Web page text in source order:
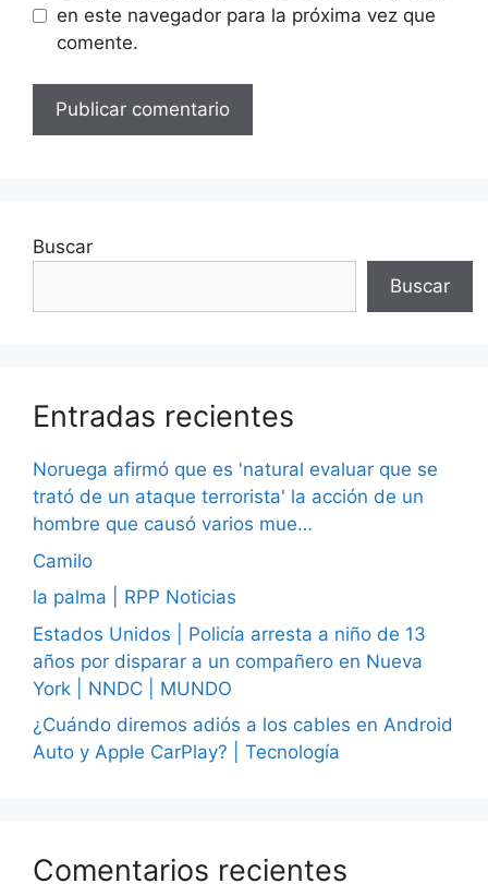
en este navegador para la próxima vez que
comente.
Buscar
Buscar
Entradas recientes
Noruega afirmó que es 'natural evaluar que se
trató de un ataque terrorista' la acción de un
hombre que causó varios mue…
Camilo
la palma | RPP Noticias
Estados Unidos | Policía arresta a niño de 13
años por disparar a un compañero en Nueva
York | NNDC | MUNDO
¿Cuándo diremos adiós a los cables en Android
Auto y Apple CarPlay? | Tecnología
Comentarios recientes